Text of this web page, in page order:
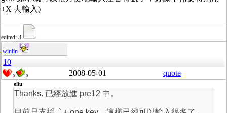
+X 去輸入)
edited: 3
winlin
10
0 0 2008-05-01 quote
eliu
Thanks. 已經放進 pre12 中。